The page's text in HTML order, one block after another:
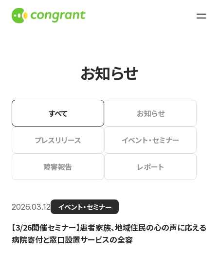
お知らせ
すべて お知らせ
プレスリリース イベント・セミナー
障害報告 レポート
2026.03.12 イベント・セミナー
【3/26開催セミナー】患者家族、地域住民の心の声に応える
病院寄付と窓口設置サービスの全容